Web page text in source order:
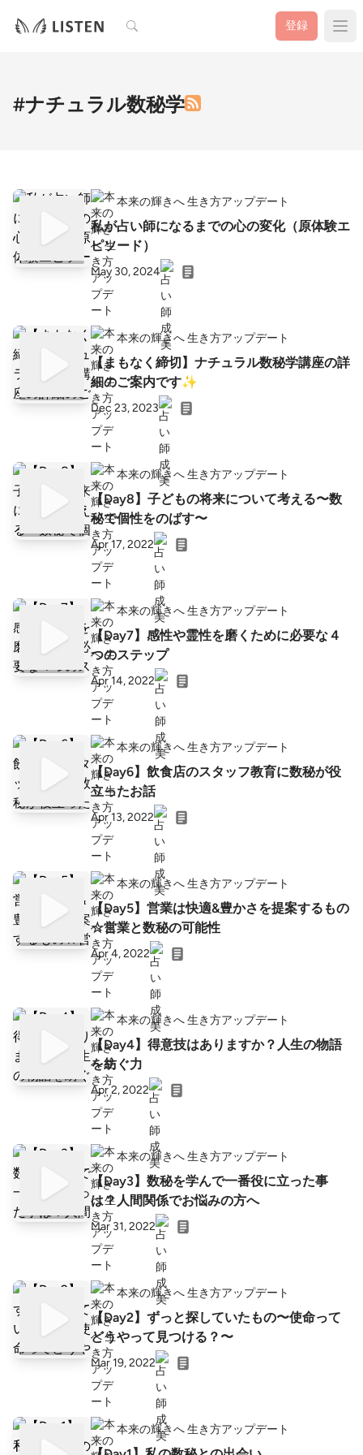
検索 登録
#ナチュラル数秘学
本来の輝きへ 生き方アップデート
私が占い師になるまでの心の変化（原体験エ
ピソード）
May 30, 2024
本来の輝きへ 生き方アップデート
【まもなく締切】ナチュラル数秘学講座の詳
細のご案内です✨
Dec 23, 2023
本来の輝きへ 生き方アップデート
【Day8】子どもの将来について考える〜数
秘で個性をのばす〜
Apr 17, 2022
本来の輝きへ 生き方アップデート
【Day7】感性や霊性を磨くために必要な４
つのステップ
Apr 14, 2022
本来の輝きへ 生き方アップデート
【Day6】飲食店のスタッフ教育に数秘が役
立ったお話
Apr 13, 2022
本来の輝きへ 生き方アップデート
【Day5】営業は快適&豊かさを提案するもの
☆営業と数秘の可能性
Apr 4, 2022
本来の輝きへ 生き方アップデート
【Day4】得意技はありますか？人生の物語
を紡ぐ力
Apr 2, 2022
本来の輝きへ 生き方アップデート
【Day3】数秘を学んで一番役に立った事
は？人間関係でお悩みの方へ
Mar 31, 2022
本来の輝きへ 生き方アップデート
【Day2】ずっと探していたもの〜使命って
どうやって見つける？〜
Mar 19, 2022
本来の輝きへ 生き方アップデート